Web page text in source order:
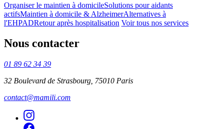
Organiser le maintien à domicileSolutions pour aidants
actifsMaintien à domicile & AlzheimerAlternatives à
l'EHPADRetour après hospitalisation Voir tous nos services
Nous contacter
01 89 62 34 39
32 Boulevard de Strasbourg, 75010 Paris
contact@mamili.com